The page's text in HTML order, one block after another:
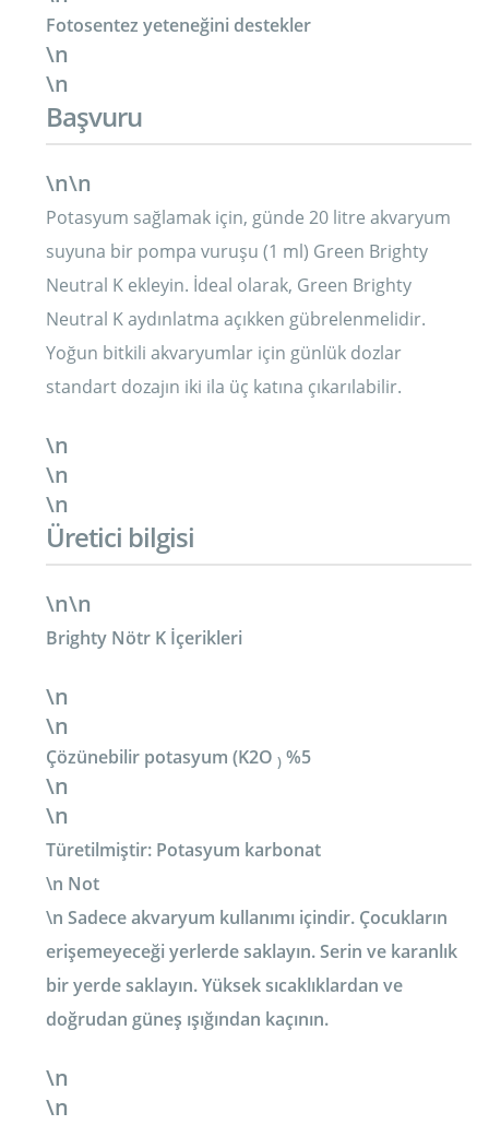
Fotosentez yeteneğini destekler
\n
\n
Başvuru
\n\n
Potasyum sağlamak için, günde 20 litre akvaryum
suyuna bir pompa vuruşu (1 ml) Green Brighty
Neutral K ekleyin. İdeal olarak, Green Brighty
Neutral K aydınlatma açıkken gübrelenmelidir.
Yoğun bitkili akvaryumlar için günlük dozlar
standart dozajın iki ila üç katına çıkarılabilir.
\n
\n
\n
Üretici bilgisi
\n\n
Brighty Nötr K İçerikleri
\n
\n
Çözünebilir potasyum (K2O ) %5
\n
\n
Türetilmiştir: Potasyum karbonat
\n Not
\n Sadece akvaryum kullanımı içindir. Çocukların
erişemeyeceği yerlerde saklayın. Serin ve karanlık
bir yerde saklayın. Yüksek sıcaklıklardan ve
doğrudan güneş ışığından kaçının.
\n
\n